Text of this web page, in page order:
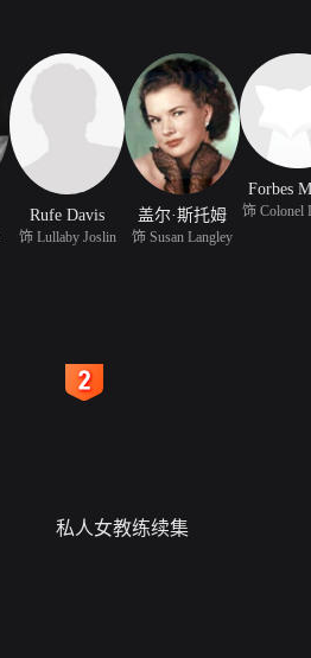
Rufe Davis
饰 Lullaby Joslin
盖尔·斯托姆
饰 Susan Langley
Forbes
饰 Colonel
私人女教练续集